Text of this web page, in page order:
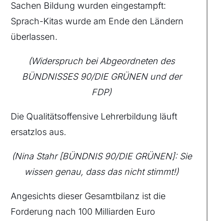
Sachen Bildung wurden eingestampft:
Sprach-Kitas wurde am Ende den Ländern
überlassen.
(Widerspruch bei Abgeordneten des
BÜNDNISSES 90/DIE GRÜNEN und der
FDP)
Die Qualitätsoffensive Lehrerbildung läuft
ersatzlos aus.
(Nina Stahr [BÜNDNIS 90/DIE GRÜNEN]: Sie
wissen genau, dass das nicht stimmt!)
Angesichts dieser Gesamtbilanz ist die
Forderung nach 100 Milliarden Euro